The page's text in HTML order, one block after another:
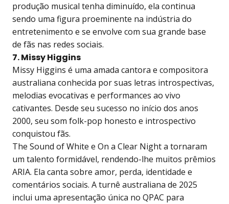
produção musical tenha diminuído, ela continua
sendo uma figura proeminente na indústria do
entretenimento e se envolve com sua grande base
de fãs nas redes sociais.
7. Missy Higgins
Missy Higgins é uma amada cantora e compositora
australiana conhecida por suas letras introspectivas,
melodias evocativas e performances ao vivo
cativantes. Desde seu sucesso no início dos anos
2000, seu som folk-pop honesto e introspectivo
conquistou fãs.
The Sound of White e On a Clear Night a tornaram
um talento formidável, rendendo-lhe muitos prêmios
ARIA. Ela canta sobre amor, perda, identidade e
comentários sociais. A turnê australiana de 2025
inclui uma apresentação única no QPAC para